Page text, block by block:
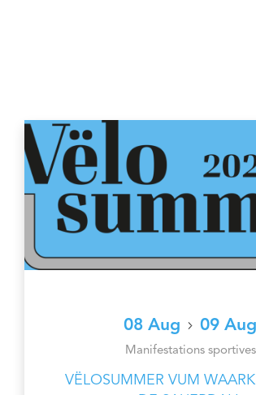
08 Aug 09 Aug
Manifestations sportives
VËLOSUMMER VUM